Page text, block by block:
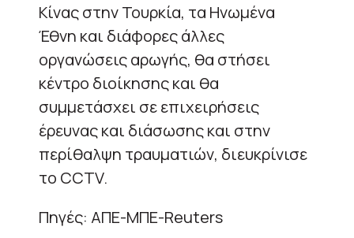
Κίνας στην Τουρκία, τα Ηνωμένα
Έθνη και διάφορες άλλες
οργανώσεις αρωγής, θα στήσει
κέντρο διοίκησης και θα
συμμετάσχει σε επιχειρήσεις
έρευνας και διάσωσης και στην
περίθαλψη τραυματιών, διευκρίνισε
το CCTV.
Πηγές: ΑΠΕ-ΜΠΕ-Reuters